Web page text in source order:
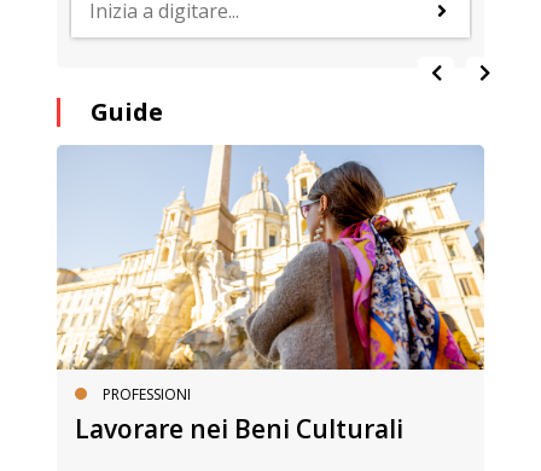
Guide
PROFESSIONI
Lavorare nei Beni Culturali